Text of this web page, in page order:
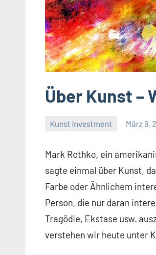
Über Kunst –
Kunst Investment März 9,
Mark Rothko, ein
sagte einmal über Kunst,
Farbe oder Ähnlichem
Person, die nur daran
Tragödie, Ekstase usw.
verstehen wir heute unter